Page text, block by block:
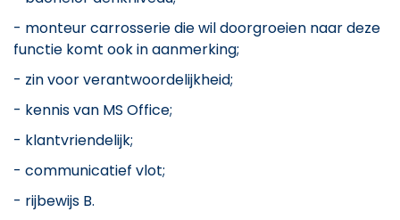
- monteur carrosserie die wil doorgroeien naar deze
functie komt ook in aanmerking;
- zin voor verantwoordelijkheid;
- kennis van MS Office;
- klantvriendelijk;
- communicatief vlot;
- rijbewijs B.